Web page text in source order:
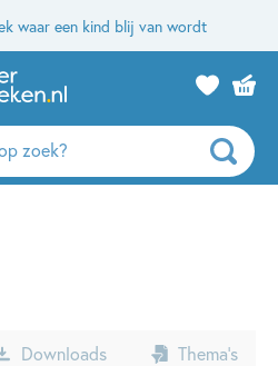
waar een kind blij van wordt
Downloads Thema’s